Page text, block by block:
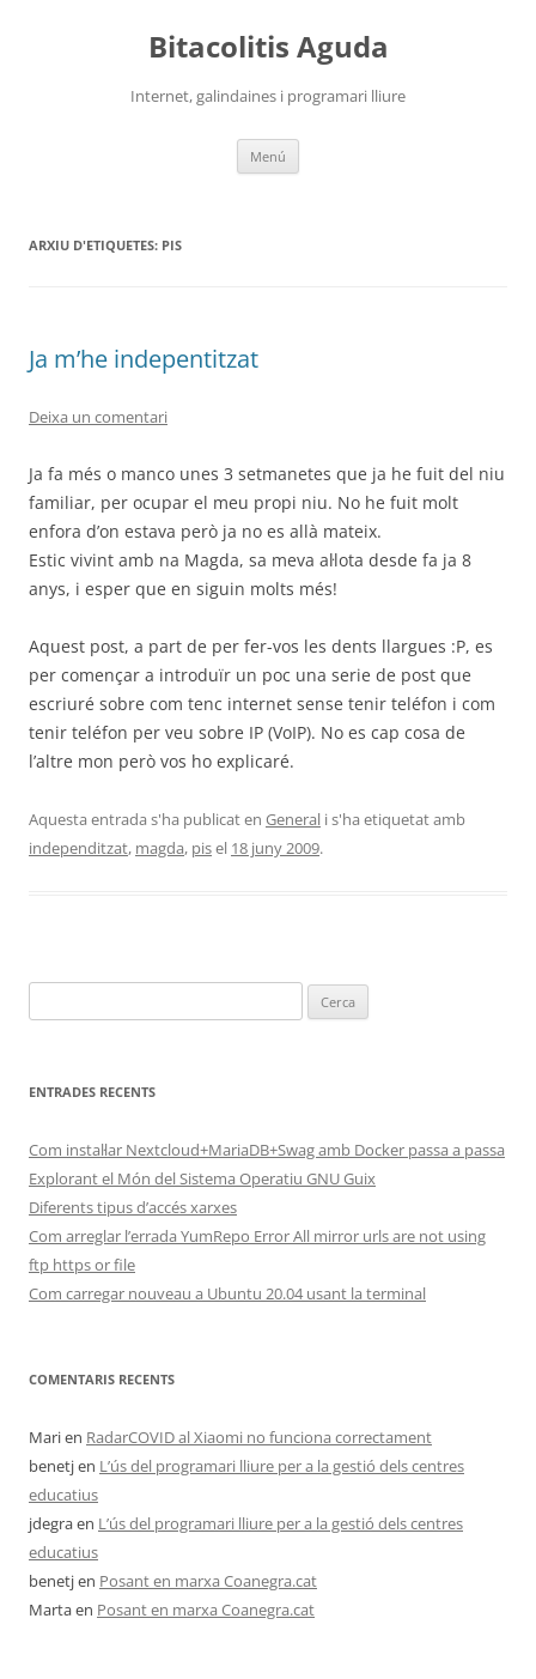
Bitacolitis Aguda
Internet, galindaines i programari lliure
Menú
ARXIU D'ETIQUETES: PIS
Ja m’he indepentitzat
Deixa un comentari
Ja fa més o manco unes 3 setmanetes que ja he fuit del niu
familiar, per ocupar el meu propi niu. No he fuit molt
enfora d’on estava però ja no es allà mateix.
Estic vivint amb na Magda, sa meva al·lota desde fa ja 8
anys, i esper que en siguin molts més!
Aquest post, a part de per fer-vos les dents llargues :P, es
per començar a introduïr un poc una serie de post que
escriuré sobre com tenc internet sense tenir teléfon i com
tenir teléfon per veu sobre IP (VoIP). No es cap cosa de
l’altre mon però vos ho explicaré.
Aquesta entrada s'ha publicat en General i s'ha etiquetat amb
independitzat, magda, pisel 18 juny 2009.
ENTRADES RECENTS
Com instal·lar Nextcloud+MariaDB+Swag amb Docker passa a passa
Explorant el Món del Sistema Operatiu GNU Guix
Diferents tipus d’accés xarxes
Com arreglar l’errada YumRepo Error All mirror urls are not using
ftp https or file
Com carregar nouveau a Ubuntu 20.04 usant la terminal
COMENTARIS RECENTS
Marien RadarCOVID al Xiaomi no funciona correctament
benetjen L’ús del programari lliure per a la gestió dels centres
educatius
jdegraen L’ús del programari lliure per a la gestió dels centres
educatius
benetjen Posant en marxa Coanegra.cat
Martaen Posant en marxa Coanegra.cat